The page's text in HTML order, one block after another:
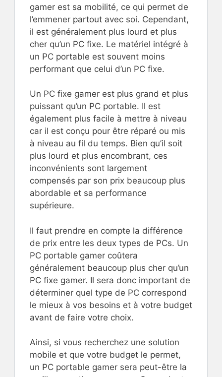
gamer est sa mobilité, ce qui permet de
l’emmener partout avec soi. Cependant,
il est généralement plus lourd et plus
cher qu’un PC fixe. Le matériel intégré à
un PC portable est souvent moins
performant que celui d’un PC fixe.
Un PC fixe gamer est plus grand et plus
puissant qu’un PC portable. Il est
également plus facile à mettre à niveau
car il est conçu pour être réparé ou mis
à niveau au fil du temps. Bien qu’il soit
plus lourd et plus encombrant, ces
inconvénients sont largement
compensés par son prix beaucoup plus
abordable et sa performance
supérieure.
Il faut prendre en compte la différence
de prix entre les deux types de PCs. Un
PC portable gamer coûtera
généralement beaucoup plus cher qu’un
PC fixe gamer. Il sera donc important de
déterminer quel type de PC correspond
le mieux à vos besoins et à votre budget
avant de faire votre choix.
Ainsi, si vous recherchez une solution
mobile et que votre budget le permet,
un PC portable gamer sera peut-être la